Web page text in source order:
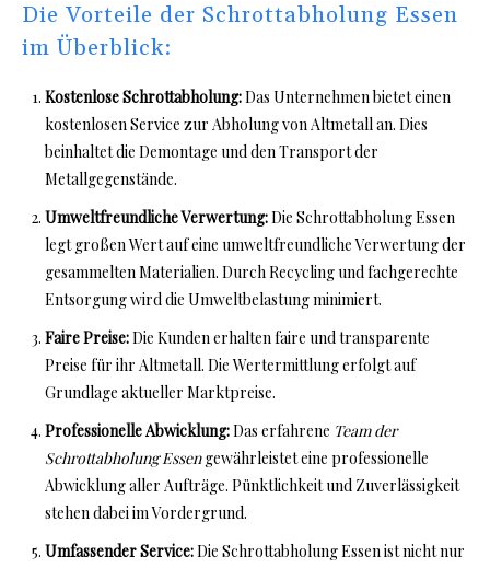
Die Vorteile der Schrottabholung Essen
im Überblick:
Kostenlose Schrottabholung:Das Unternehmen bietet einen
kostenlosen Service zur Abholung von Altmetall an. Dies
beinhaltet die Demontage und den Transport der
Metallgegenstände.
Umweltfreundliche Verwertung:Die Schrottabholung Essen
legt großen Wert auf eine umweltfreundliche Verwertung der
gesammelten Materialien. Durch Recycling und fachgerechte
Entsorgung wird die Umweltbelastung minimiert.
Faire Preise:Die Kunden erhalten faire und transparente
Preise für ihr Altmetall. Die Wertermittlung erfolgt auf
Grundlage aktueller Marktpreise.
Professionelle Abwicklung:Das erfahrene Team der
Schrottabholung Essengewährleistet eine professionelle
Abwicklung aller Aufträge. Pünktlichkeit und Zuverlässigkeit
stehen dabei im Vordergrund.
Umfassender Service:Die Schrottabholung Essen ist nicht nur